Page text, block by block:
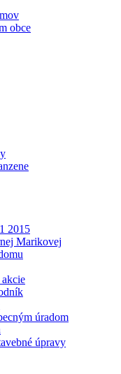
obce
2015
Marikovej
akcie
úradom
úpravy